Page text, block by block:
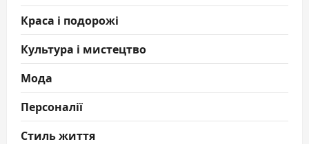
Краса і подорожі
Культура і мистецтво
Мода
Персоналії
Стиль життя